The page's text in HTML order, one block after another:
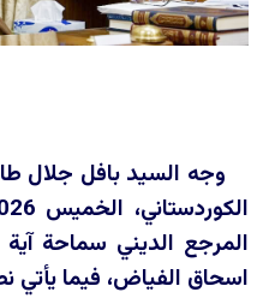
وجه السيد بافل جلال
المرجع الديني سماحة
اسحاق الفياض، فيما يأتي